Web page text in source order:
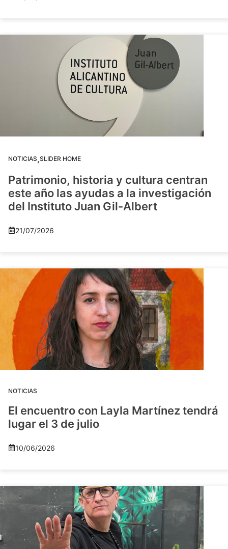
NOTICIAS,SLIDER HOME
Patrimonio, historia y cultura centran
este año las ayudas a la investigación
del Instituto Juan Gil-Albert
21/07/2026
NOTICIAS
El encuentro con Layla Martínez tendrá
lugar el 3 de julio
10/06/2026